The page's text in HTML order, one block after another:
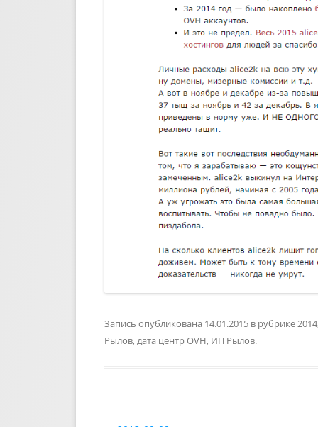
Запись опубликована 14.01.2015в рубрике2014
Рылов,дата центр OVH, ИП Рылов.